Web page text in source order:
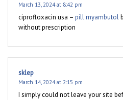
March 13, 2024 at 8:42 pm
ciprofloxacin usa – pill myambutol
without prescription
sklep
March 14, 2024 at 2:15 pm
I simply could not leave your site